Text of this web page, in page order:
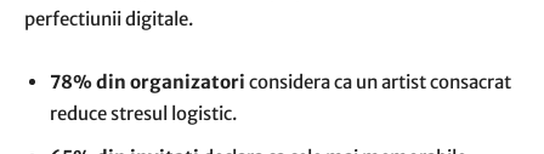
perfectiunii digitale.
78% din organizatori considera ca un artist consacrat
reduce stresul logistic.